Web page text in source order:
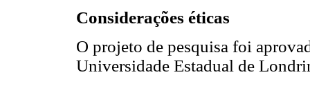
Considerações éticas
O projeto de pesquisa foi
Universidade Estadual de